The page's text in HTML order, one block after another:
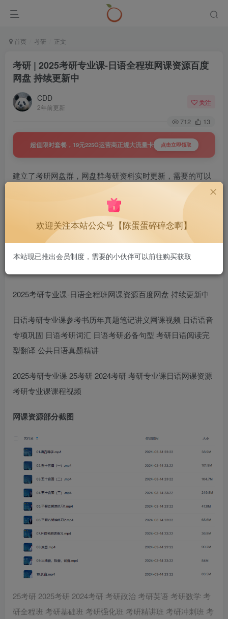
首页 考研 正文
考研 | 2025考研专业课-日语全程班网课资源百度
网盘 持续更新中
CDD
2年前更新
关注
712 13
超值限时套餐，19元225G运营商正规大流量卡 点击立即领取
建立了考研网盘群，网盘群考研资料实时更新，需要的可以
￥40 置顶 | 27考研网盘群，持续更新，
好用不贵~
1.3W+
2025考研专业课-日语全程班网课资源百度网盘 持续更新中
日语考研专业课参考书历年真题笔记讲义网课视频 日语语音
专项巩固 日语考研词汇 日语考研必备句型 考研日语阅读完
型翻译 公共日语真题精讲
2025考研专业课 25考研 2024考研 考研专业课日语网课资源
考研专业课课程视频
网课资源部分截图
25考研 2025考研 2024考研 考研政治 考研英语 考研数学 考
研全程班 考研基础班 考研强化班 考研精讲班 考研冲刺班 考
欢迎关注本站公众号【陈蛋蛋碎碎念啊】
本站现已推出会员制度，需要的小伙伴可以前往购买获取